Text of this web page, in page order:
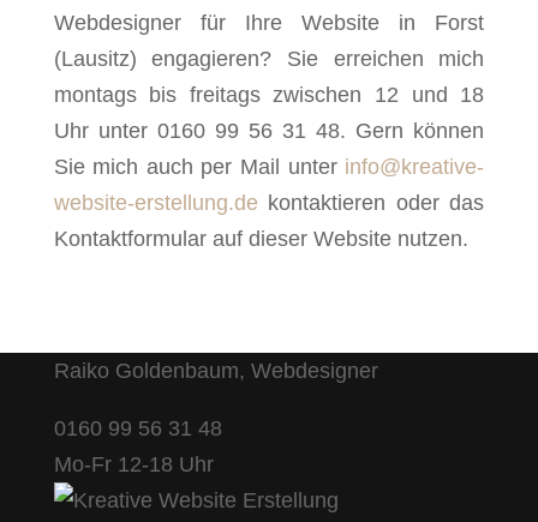
Webdesigner für Ihre Website in Forst
(Lausitz) engagieren? Sie erreichen mich
montags bis freitags zwischen 12 und 18
Uhr unter 0160 99 56 31 48. Gern können
Sie mich auch per Mail unter info@kreative-
website-erstellung.de kontaktieren oder das
Kontaktformular auf dieser Website nutzen.
Raiko Goldenbaum, Webdesigner
0160 99 56 31 48
Mo-Fr 12-18 Uhr